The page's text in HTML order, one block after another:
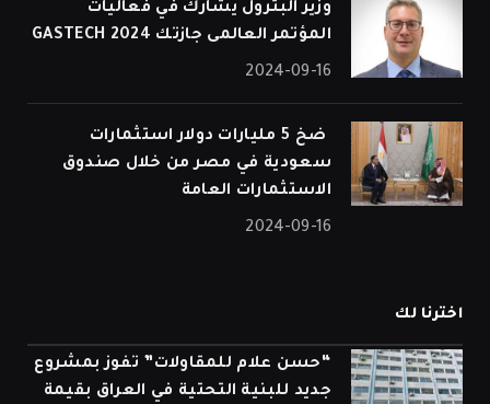
وزير البترول يشارك في فعاليات
المؤتمر العالمى جازتك 2024 GASTECH
2024-09-16
⁠ ضخ 5 مليارات دولار استثمارات
سعودية في مصر من خلال صندوق
الاستثمارات العامة
2024-09-16
اخترنا لك
“حسن علام للمقاولات” تفوز بمشروع
جديد للبنية التحتية في العراق بقيمة